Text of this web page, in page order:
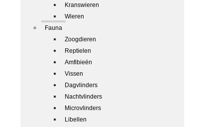
Kranswieren
Wieren
Fauna
Zoogdieren
Reptielen
Amfibieën
Vissen
Dagvlinders
Nachtvlinders
Microvlinders
Libellen